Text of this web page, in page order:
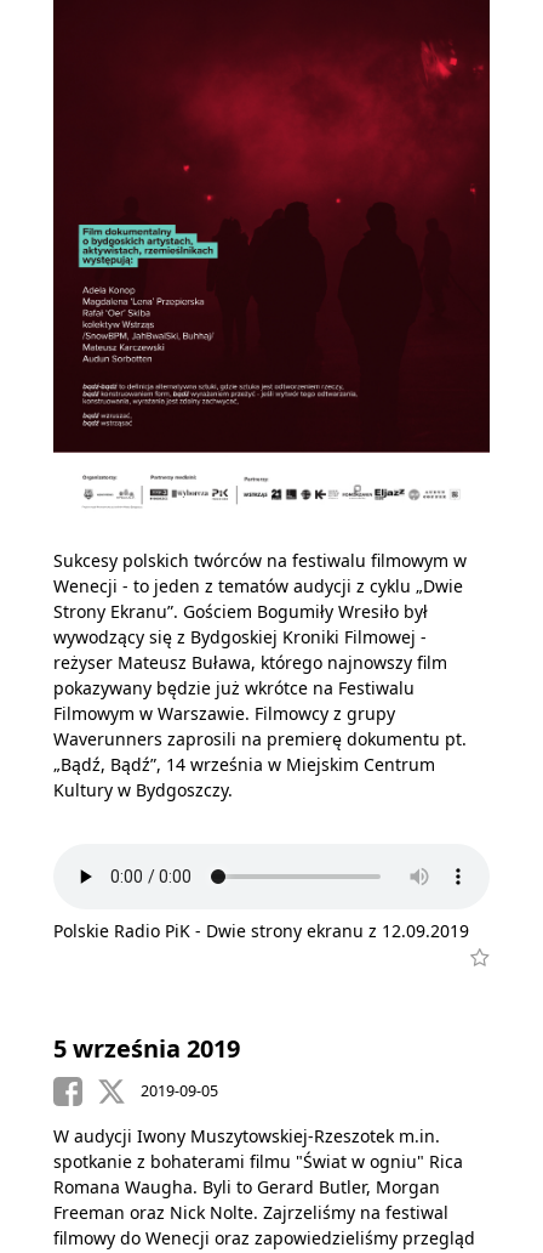
Sukcesy polskich twórców na festiwalu filmowym w
Wenecji - to jeden z tematów audycji z cyklu „Dwie
Strony Ekranu”. Gościem Bogumiły Wresiło był
wywodzący się z Bydgoskiej Kroniki Filmowej -
reżyser Mateusz Buława, którego najnowszy film
pokazywany będzie już wkrótce na Festiwalu
Filmowym w Warszawie. Filmowcy z grupy
Waverunners zaprosili na premierę dokumentu pt.
„Bądź, Bądź”, 14 września w Miejskim Centrum
Kultury w Bydgoszczy.
Polskie Radio PiK - Dwie strony ekranu z 12.09.2019
5 września 2019
2019-09-05
W audycji Iwony Muszytowskiej-Rzeszotek m.in.
spotkanie z bohaterami filmu "Świat w ogniu" Rica
Romana Waugha. Byli to Gerard Butler, Morgan
Freeman oraz Nick Nolte. Zajrzeliśmy na festiwal
filmowy do Wenecji oraz zapowiedzieliśmy przegląd